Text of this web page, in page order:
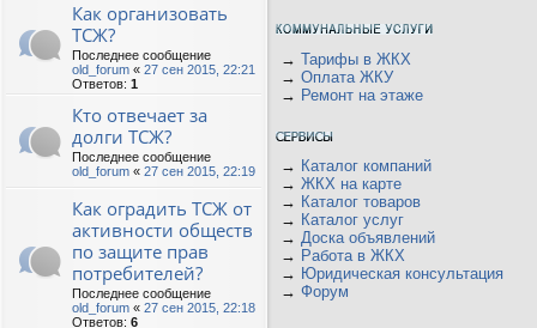
Как организовать
ТСЖ?
Последнее сообщение
old_forum « 27 сен 2015, 22:21
Ответов: 1
Кто отвечает за
долги ТСЖ?
Последнее сообщение
old_forum « 27 сен 2015, 22:19
Как оградить ТСЖ от
активности обществ
по защите прав
потребителей?
Последнее сообщение
old_forum « 27 сен 2015, 22:18
Ответов: 6
→ Тарифы в ЖКХ
→ Оплата ЖКУ
→ Ремонт на этаже
→ Каталог компаний
→ ЖКХ на карте
→ Каталог товаров
→ Каталог услуг
→ Доска объявлений
→ Работа в ЖКХ
→ Юридическая консультация
→ Форум